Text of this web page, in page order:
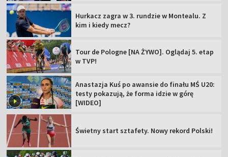
Hurkacz zagra w 3. rundzie w Montealu. Z
kim i kiedy mecz?
Tour de Pologne [NA ŻYWO]. Oglądaj 5. etap
w TVP!
Anastazja Kuś po awansie do finału MŚ U20:
testy pokazują, że forma idzie w górę
[WIDEO]
Świetny start sztafety. Nowy rekord Polski!